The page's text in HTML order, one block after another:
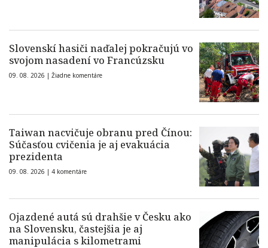
Slovenskí hasiči naďalej pokračujú vo
svojom nasadení vo Francúzsku
09. 08. 2026 | Žiadne komentáre
Taiwan nacvičuje obranu pred Čínou:
Súčasťou cvičenia je aj evakuácia
prezidenta
09. 08. 2026 | 4 komentáre
Ojazdené autá sú drahšie v Česku ako
na Slovensku, častejšia je aj
manipulácia s kilometrami